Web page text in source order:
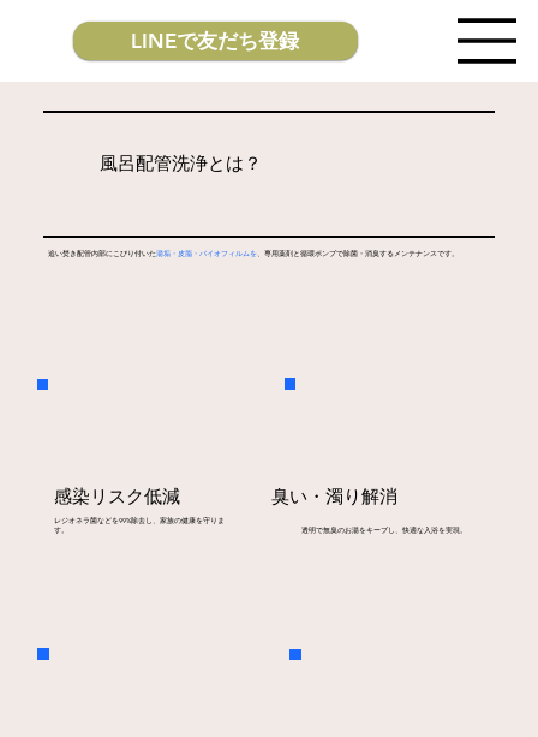
LINEで友だち登録
風呂配管洗浄とは？
追い焚き配管内部にこびり付いた湯垢・皮脂・バイオフィルムを 、専用薬剤と循環ポンプで除菌・消臭するメンテナンスです。
感染リスク低減
レジオネラ菌などを99%除去し、家族の健康を守りま
す。
臭い・濁り解消
透明で無臭のお湯をキープし、快適な入浴を実現。